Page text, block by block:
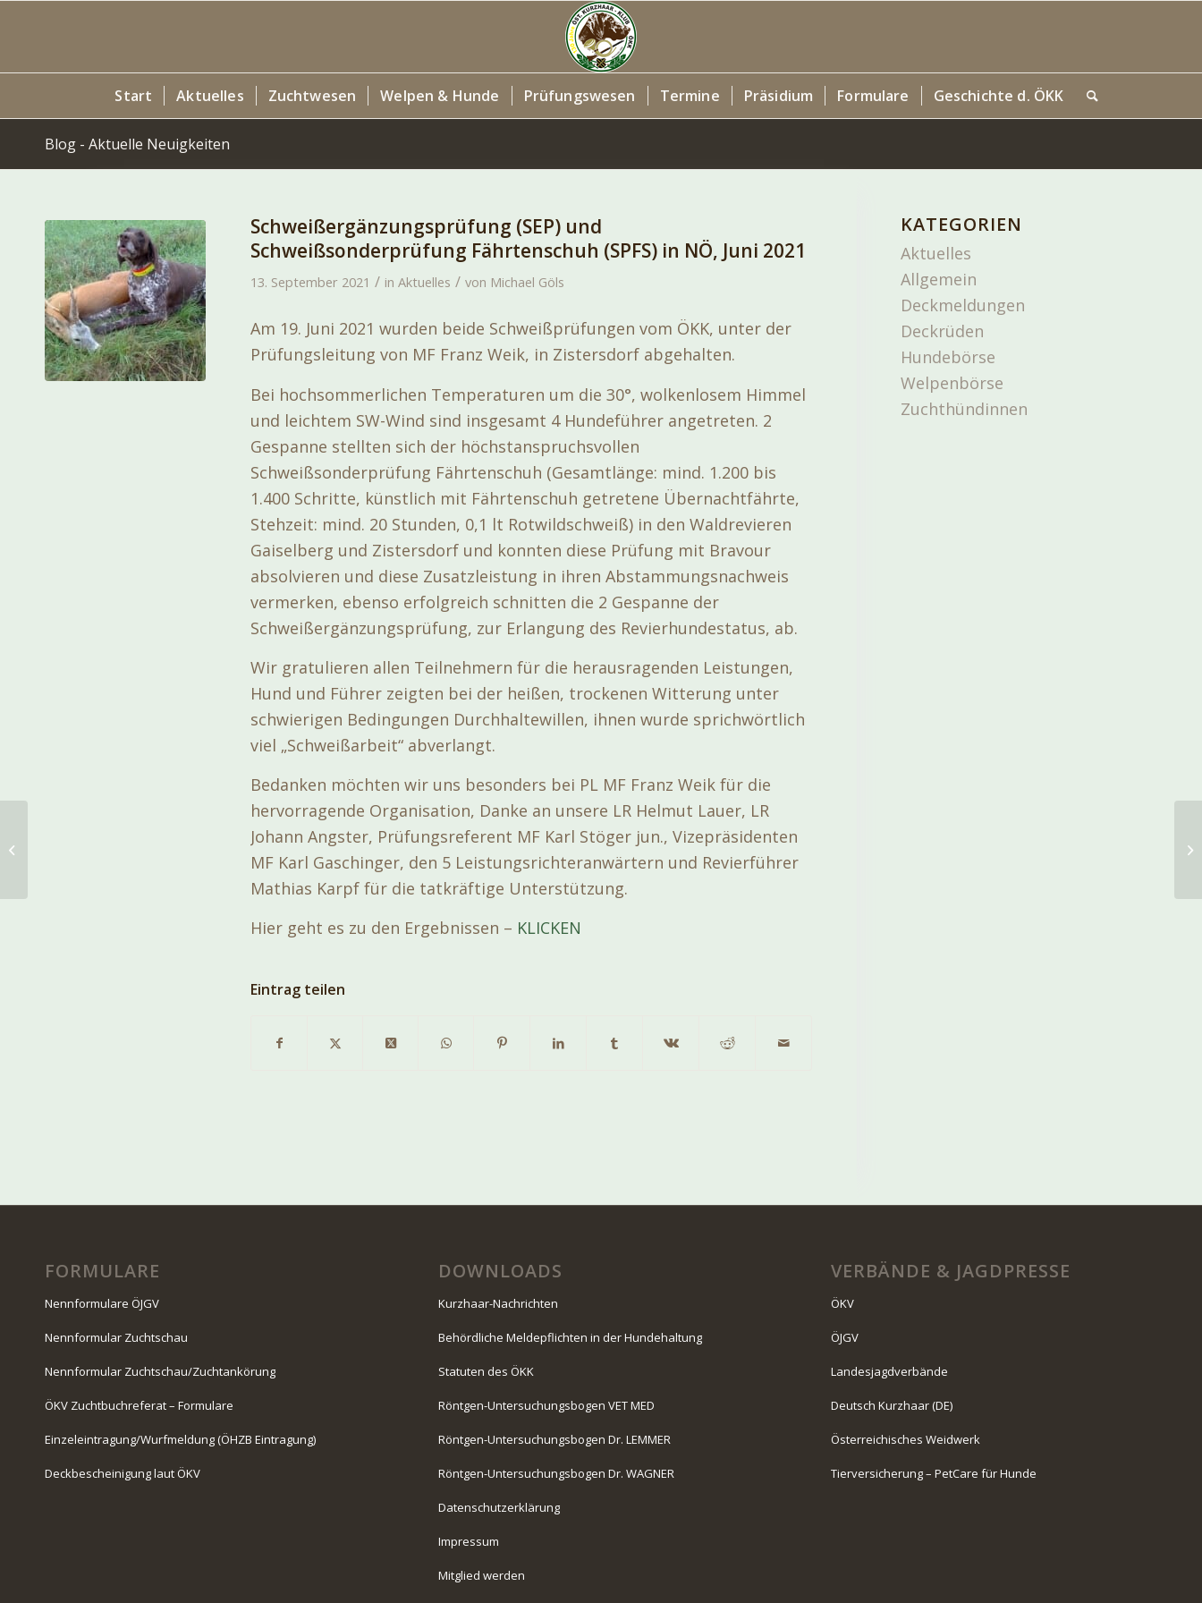
Start Aktuelles Zuchtwesen Welpen & Hunde Prüfungswesen Termine Präsidium Formulare Geschichte d. ÖKK
Blog - Aktuelle Neuigkeiten
Schweißergänzungsprüfung (SEP) und
Schweißsonderprüfung Fährtenschuh (SPFS) in NÖ, Juni 2021
13. September 2021 / in Aktuelles / von Michael Göls
Am 19. Juni 2021 wurden beide Schweißprüfungen vom ÖKK, unter der
Prüfungsleitung von MF Franz Weik, in Zistersdorf abgehalten.
Bei hochsommerlichen Temperaturen um die 30°, wolkenlosem Himmel
und leichtem SW-Wind sind insgesamt 4 Hundeführer angetreten. 2
Gespanne stellten sich der höchstanspruchsvollen
Schweißsonderprüfung Fährtenschuh (Gesamtlänge: mind. 1.200 bis
1.400 Schritte, künstlich mit Fährtenschuh getretene Übernachtfährte,
Stehzeit: mind. 20 Stunden, 0,1 lt Rotwildschweiß) in den Waldrevieren
Gaiselberg und Zistersdorf und konnten diese Prüfung mit Bravour
absolvieren und diese Zusatzleistung in ihren Abstammungsnachweis
vermerken, ebenso erfolgreich schnitten die 2 Gespanne der
Schweißergänzungsprüfung, zur Erlangung des Revierhundestatus, ab.
Wir gratulieren allen Teilnehmern für die herausragenden Leistungen,
Hund und Führer zeigten bei der heißen, trockenen Witterung unter
schwierigen Bedingungen Durchhaltewillen, ihnen wurde sprichwörtlich
viel „Schweißarbeit“ abverlangt.
Bedanken möchten wir uns besonders bei PL MF Franz Weik für die
hervorragende Organisation, Danke an unsere LR Helmut Lauer, LR
Johann Angster, Prüfungsreferent MF Karl Stöger jun., Vizepräsidenten
MF Karl Gaschinger, den 5 Leistungsrichteranwärtern und Revierführer
Mathias Karpf für die tatkräftige Unterstützung.
Hier geht es zu den Ergebnissen – KLICKEN
Eintrag teilen
KATEGORIEN
Aktuelles
Allgemein
Deckmeldungen
Deckrüden
Hundebörse
Welpenbörse
Zuchthündinnen
FORMULARE
Nennformulare ÖJGV
Nennformular Zuchtschau
Nennformular Zuchtschau/Zuchtankörung
ÖKV Zuchtbuchreferat – Formulare
Einzeleintragung/Wurfmeldung (ÖHZB Eintragung)
Deckbescheinigung laut ÖKV
DOWNLOADS
Kurzhaar-Nachrichten
Behördliche Meldepflichten in der Hundehaltung
Statuten des ÖKK
Röntgen-Untersuchungsbogen VET MED
Röntgen-Untersuchungsbogen Dr. LEMMER
Röntgen-Untersuchungsbogen Dr. WAGNER
Datenschutzerklärung
Impressum
Mitglied werden
VERBÄNDE & JAGDPRESSE
ÖKV
ÖJGV
Landesjagdverbände
Deutsch Kurzhaar (DE)
Österreichisches Weidwerk
Tierversicherung – PetCare für Hunde